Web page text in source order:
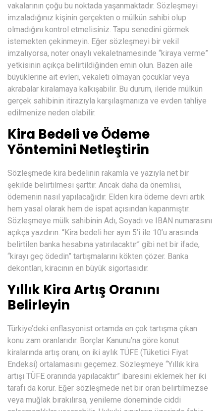
vakalarının çoğu bu noktada yaşanmaktadır. Sözleşmeyi
imzaladığınız kişinin gerçekten o mülkün sahibi olup
olmadığını kontrol etmelisiniz. Tapu senedini görmek
istemekten çekinmeyin. Eğer sözleşmeyi bir vekil
imzalıyorsa, noter onaylı vekaletnamesinde “kiraya verme”
yetkisinin açıkça belirtildiğinden emin olun. Bazen aile
büyüklerine ait evleri, vekaleti olmayan çocuklar veya
akrabalar kiralamaya kalkışabilir. Bu durum, ileride mülkün
gerçek sahibinin itirazıyla karşılaşmanıza ve evden tahliye
edilmenize neden olabilir.
Kira Bedeli ve Ödeme
Yöntemini Netleştirin
Sözleşmede kira bedelinin rakamla ve yazıyla net bir
şekilde belirtilmesi şarttır. Ancak daha da önemlisi,
ödemenin nasıl yapılacağıdır. Elden kira ödeme devri artık
hem yasal olarak hem de ispat açısından kapanmıştır.
Sözleşmeye mülk sahibinin Adı, Soyadı ve IBAN numarasını
açıkça yazdırın. “Kira bedeli her ayın 5’i ile 10’u arasında
belirtilen banka hesabına yatırılacaktır” gibi net bir ifade,
“kirayı geç ödedin” tartışmalarını kökten çözer. Banka
dekontları, kiracının en büyük sigortasıdır.
Yıllık Kira Artış Oranını
Belirleyin
Türkiye’deki enflasyonist ortamda en çok tartışma çıkan
konu zam oranlarıdır. Borçlar Kanunu’na göre konut
kiralarında artış oranı, on iki aylık TÜFE (Tüketici Fiyat
Endeksi) ortalamasını geçemez. Sözleşmeye “Yıllık kira
artışı TÜFE oranında yapılacaktır” ibaresini eklemek her iki
tarafı da korur. Eğer sözleşmede net bir oran belirtilmezse
veya muğlak bırakılırsa, yenileme döneminde ciddi